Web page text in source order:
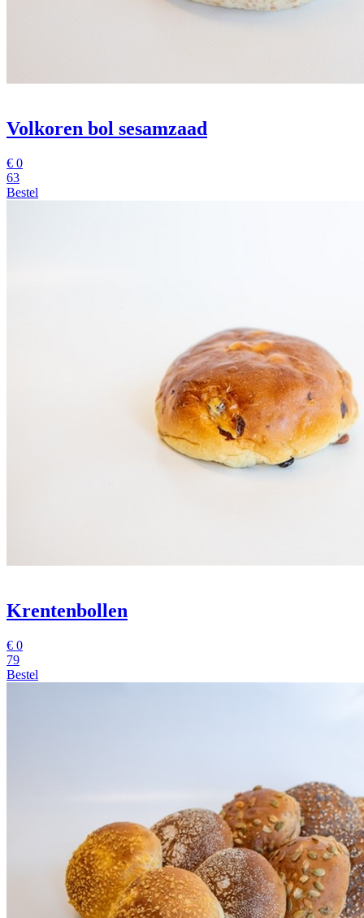
Volkoren bol sesamzaad
€ 0
63
Bestel
Krentenbollen
€ 0
79
Bestel